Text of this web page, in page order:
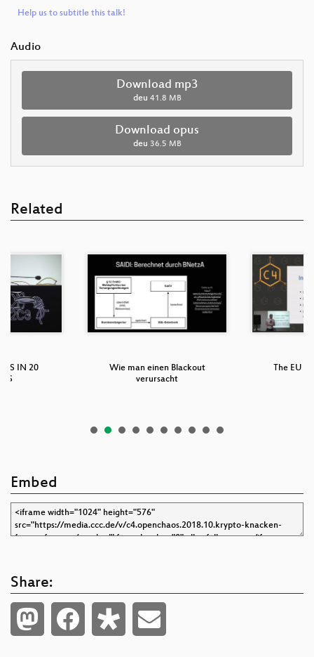
Help us to subtitle this talk!
Audio
Download mp3
deu 41.8 MB
Download opus
deu 36.5 MB
Related
IN 20
Wie man einen Blackout
verursacht
The EU
Embed
Share: